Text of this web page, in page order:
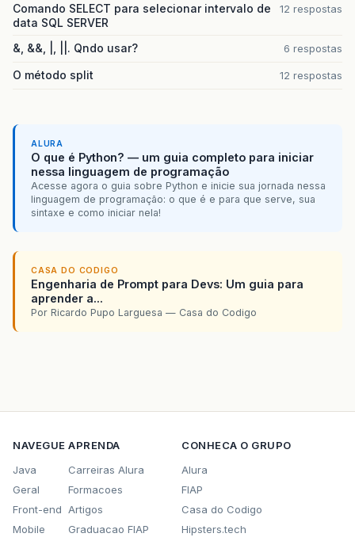
Comando SELECT para selecionar intervalo de
data SQL SERVER
12 respostas
&, &&, |, ||. Qndo usar? 6 respostas
O método split 12 respostas
ALURA
O que é Python? — um guia completo para iniciar
nessa linguagem de programação
Acesse agora o guia sobre Python e inicie sua jornada nessa
linguagem de programação: o que é e para que serve, sua
sintaxe e como iniciar nela!
CASA DO CODIGO
Engenharia de Prompt para Devs: Um guia para
aprender a...
Por Ricardo Pupo Larguesa — Casa do Codigo
NAVEGUE
Java
Geral
Front-end
Mobile
APRENDA
Carreiras Alura
Formacoes
Artigos
Graduacao FIAP
CONHECA O GRUPO
Alura
FIAP
Casa do Codigo
Hipsters.tech